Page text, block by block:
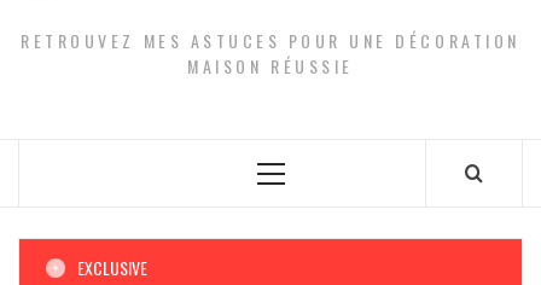
RETROUVEZ MES ASTUCES POUR UNE DÉCORATION
MAISON RÉUSSIE
Primary
EXCLUSIVE